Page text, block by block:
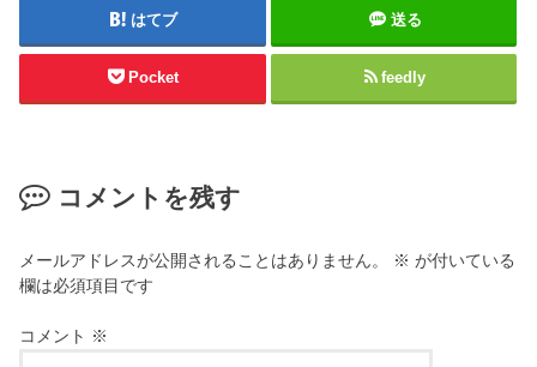
はてブ 送る
Pocket feedly
コメントを残す
メールアドレスが公開されることはありません。 ※ が付いている
欄は必須項目です
コメント ※